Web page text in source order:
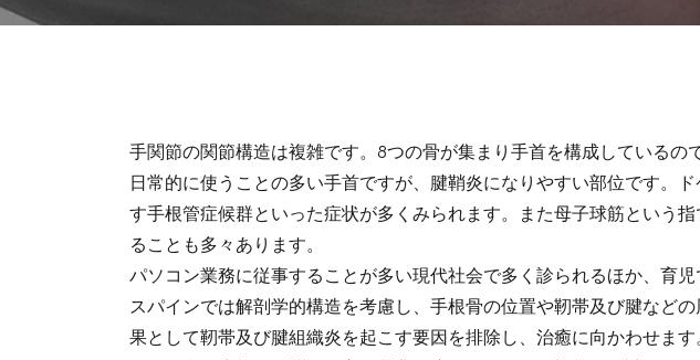
手関節の関節構造は複雑です。8つの骨が集まり手首を構成しているの
日常的に使うことの多い手首ですが、腱鞘炎になりやすい部位です。
す手根管症候群といった症状が多くみられます。また母子球筋という
ることも多々あります。
パソコン業務に従事することが多い現代社会で多く診られるほか、育
スパインでは解剖学的構造を考慮し、手根骨の位置や靭帯及び腱など
果として靭帯及び腱組織炎を起こす要因を排除し、治癒に向かわせます